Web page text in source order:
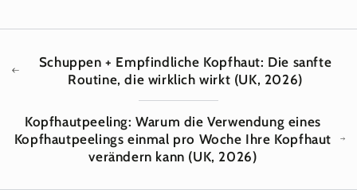
Schuppen + Empfindliche Kopfhaut: Die sanfte
Routine, die wirklich wirkt (UK, 2026)
Kopfhautpeeling: Warum die Verwendung eines
Kopfhautpeelings einmal pro Woche Ihre Kopfhaut
verändern kann (UK, 2026)